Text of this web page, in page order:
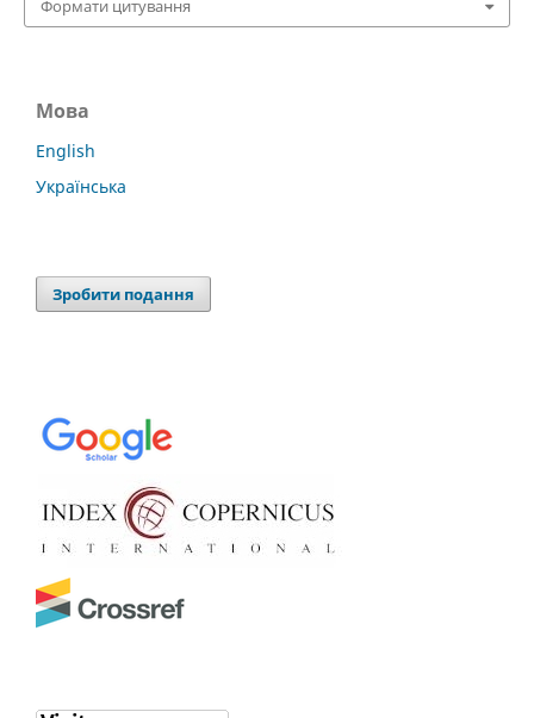
Формати цитування
Мова
English
Українська
Зробити подання